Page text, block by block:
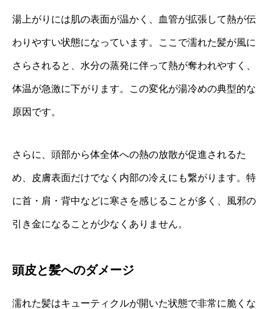
湯上がりには肌の表面が温かく、血管が拡張して熱が伝
わりやすい状態になっています。ここで濡れた髪が風に
さらされると、水分の蒸発に伴って熱が奪われやすく、
体温が急激に下がります。この変化が湯冷めの典型的な
原因です。
さらに、頭部から体全体への熱の放散が促進されるた
め、皮膚表面だけでなく内部の冷えにも繋がります。特
に首・肩・背中などに寒さを感じることが多く、風邪の
引き金になることが少なくありません。
頭皮と髪へのダメージ
濡れた髪はキューティクルが開いた状態で非常に脆くな